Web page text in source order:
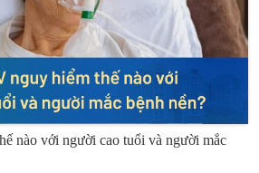
nào với người cao tuổi và người mắc